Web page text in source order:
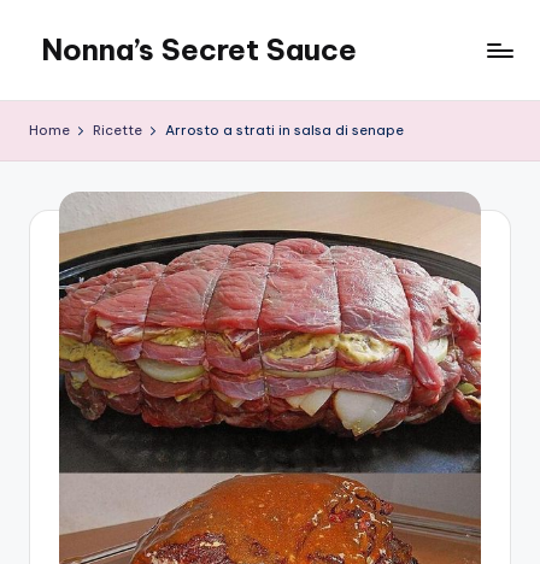
content
Nonna’s Secret Sauce
Home Ricette Arrosto a strati in salsa di senape